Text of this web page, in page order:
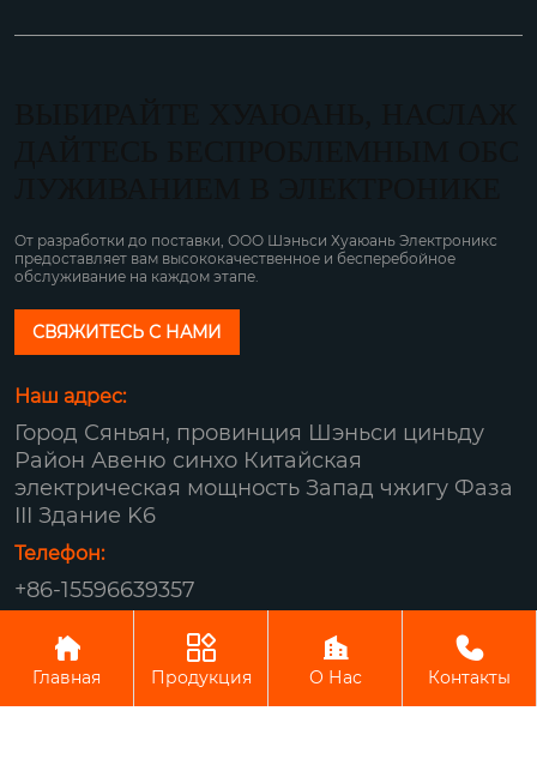
От разработки до поставки, ООО Шэньси Хуаюань Электроникс
предоставляет вам высококачественное и бесперебойное
обслуживание на каждом этапе.
СВЯЖИТЕСЬ С НАМИ
Наш адрес:
Город Сяньян, провинция Шэньси циньду
Район Авеню синхо Китайская
электрическая мощность Запад чжигу Фаза
III Здание K6
Телефон:
+86-15596639357
Авторское право© ООО Шэньси Хуаюань
Электроникс

Главная

Продукция

О Нас

Контакты